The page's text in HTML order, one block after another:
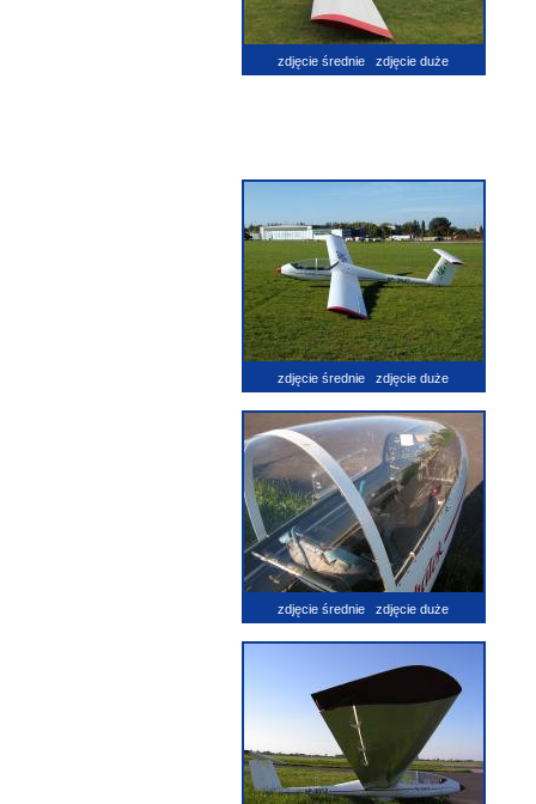
zdjęcie średnie zdjęcie duże
zdjęcie średnie zdjęcie duże
zdjęcie średnie zdjęcie duże